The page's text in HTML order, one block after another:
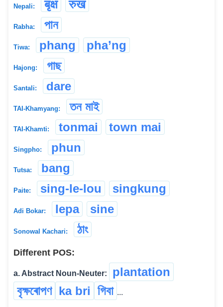
Nepali: बृक्ष रुख
Rabha: পান
Tiwa: phang pha’ng
Hajong: গাছ
Santali: dare
TAI-Khamyang: তন মাই
TAI-Khamti: tonmai town mai
Singpho: phun
Tutsa: bang
Paite: sing-le-lou singkung
Adi Bokar: lepa sine
Sonowal Kachari: ঠাং
Different POS:
a. Abstract Noun-Neuter:
plantation
বৃক্ষৰোপণ ka bri গিবা ...